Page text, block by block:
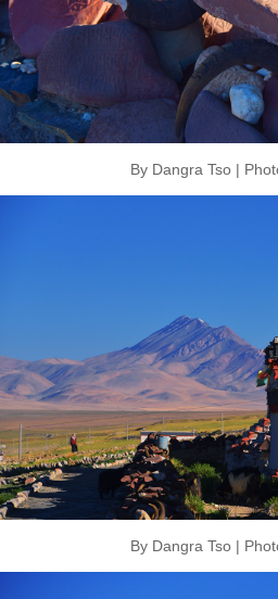
By Dangra Tso |
By Dangra Tso |